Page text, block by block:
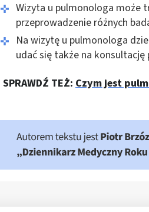
Wizyta u pulmonologa może
przeprowadzenie różnych
Na wizytę u pulmonologa
udać się także na konsultację
SPRAWDŹ TEŻ: Czym jest